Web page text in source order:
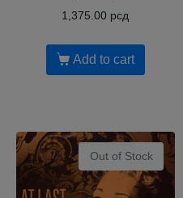
1,375.00 рсд
Add to cart
Out of Stock